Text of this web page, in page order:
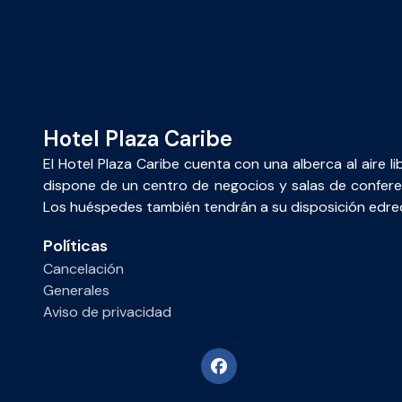
Hotel Plaza Caribe
El Hotel Plaza Caribe cuenta con una alberca al aire
dispone de un centro de negocios y salas de
Los huéspedes también tendrán a su disposición
Políticas
Cancelación
Generales
Aviso de privacidad